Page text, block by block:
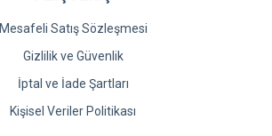
Mesafeli Satış Sözleşmesi
Gizlilik ve Güvenlik
İptal ve İade Şartları
Kişisel Veriler Politikası